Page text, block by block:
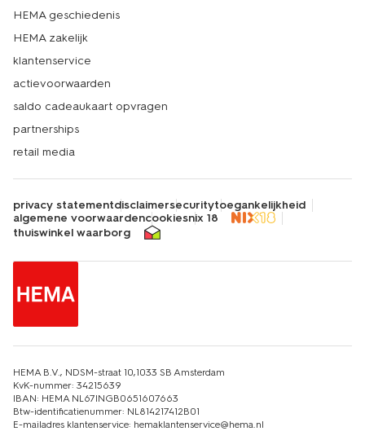
HEMA geschiedenis
HEMA zakelijk
klantenservice
actievoorwaarden
saldo cadeaukaart opvragen
partnerships
retail media
privacy statementdisclaimersecuritytoegankelijkheid
algemene voorwaardencookiesnix 18
thuiswinkel waarborg
HEMA B.V., NDSM-straat 10,1033 SB Amsterdam
KvK-nummer: 34215639
IBAN: HEMA NL67INGB0651607663
Btw-identificatienummer: NL814217412B01
E-mailadres klantenservice: hemaklantenservice@hema.nl